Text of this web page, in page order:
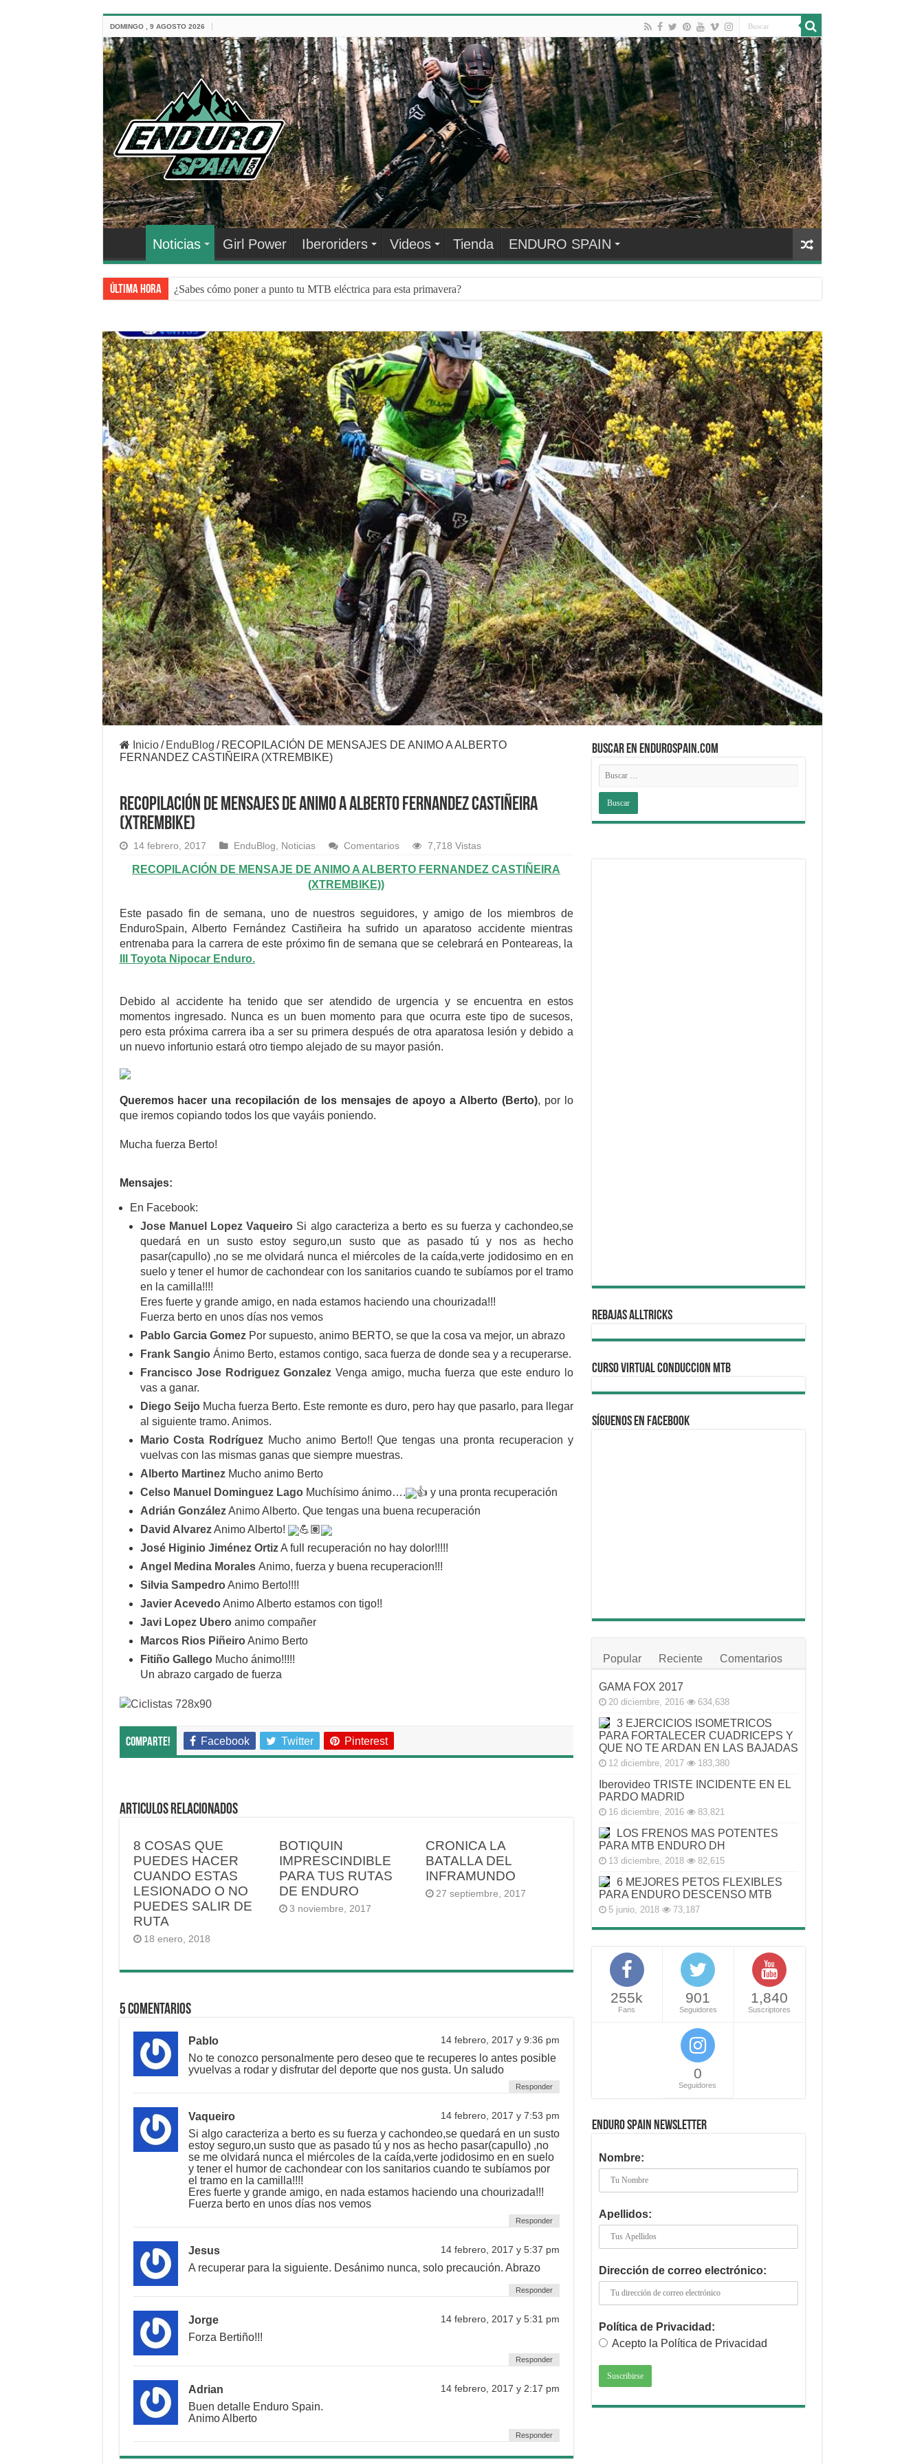
DOMINGO , 9 AGOSTO 2026
Noticias Girl Power Iberoriders Videos Tienda ENDURO SPAIN
Última hora NEUMÁTICOS DE BICI: ¿QUÉ HACER CUANDO LLEGA EL INVIERNO?
Inicio / EnduBlog / RECOPILACIÓN DE MENSAJES DE ANIMO A ALBERTO
FERNANDEZ CASTIÑEIRA (XTREMBIKE)
RECOPILACIÓN DE MENSAJES DE ANIMO A ALBERTO FERNANDEZ CASTIÑEIRA
(XTREMBIKE)
14 febrero, 2017 EnduBlog, Noticias Comentarios 7,718 Vistas
RECOPILACIÓN DE MENSAJE DE ANIMO A ALBERTO FERNANDEZ CASTIÑEIRA
(XTREMBIKE))
Este pasado fin de semana, uno de nuestros seguidores, y amigo de los miembros de
EnduroSpain, Alberto Fernández Castiñeira ha sufrido un aparatoso accidente mientras
entrenaba para la carrera de este próximo fin de semana que se celebrará en Ponteareas, la
III Toyota Nipocar Enduro.
Debido al accidente ha tenido que ser atendido de urgencia y se encuentra en estos
momentos ingresado. Nunca es un buen momento para que ocurra este tipo de sucesos,
pero esta próxima carrera iba a ser su primera después de otra aparatosa lesión y debido a
un nuevo infortunio estará otro tiempo alejado de su mayor pasión.
Queremos hacer una recopilación de los mensajes de apoyo a Alberto (Berto), por lo
que iremos copiando todos los que vayáis poniendo.
Mucha fuerza Berto!
Mensajes:
En Facebook:
Jose Manuel Lopez Vaqueiro Si algo caracteriza a berto es su fuerza y cachondeo,se
quedará en un susto estoy seguro,un susto que as pasado tú y nos as hecho
pasar(capullo) ,no se me olvidará nunca el miércoles de la caída,verte jodidosimo en en
suelo y tener el humor de cachondear con los sanitarios cuando te subíamos por el tramo
en la camilla!!!!
Eres fuerte y grande amigo, en nada estamos haciendo una chourizada!!!
Fuerza berto en unos días nos vemos
Pablo Garcia Gomez Por supuesto, animo BERTO, se que la cosa va mejor, un abrazo
Frank Sangio Ánimo Berto, estamos contigo, saca fuerza de donde sea y a recuperarse.
Francisco Jose Rodriguez Gonzalez Venga amigo, mucha fuerza que este enduro lo
vas a ganar.
Diego Seijo Mucha fuerza Berto. Este remonte es duro, pero hay que pasarlo, para llegar
al siguiente tramo. Animos.
Mario Costa Rodríguez Mucho animo Berto!! Que tengas una pronta recuperacion y
vuelvas con las mismas ganas que siempre muestras.
Alberto Martinez Mucho animo Berto
Celso Manuel Dominguez Lago Muchísimo ánimo…. 👍 y una pronta recuperación
Adrián González Animo Alberto. Que tengas una buena recuperación
David Alvarez Animo Alberto!
💪🏽
José Higinio Jiménez Ortiz A full recuperación no hay dolor!!!!!
Angel Medina Morales Animo, fuerza y buena recuperacion!!!
Silvia Sampedro Animo Berto!!!!
Javier Acevedo Animo Alberto estamos con tigo!!
Javi Lopez Ubero animo compañer
Marcos Rios Piñeiro Animo Berto
Fitiño Gallego Mucho ánimo!!!!!
Un abrazo cargado de fuerza
Comparte! Facebook Twitter Pinterest
Articulos relacionados
8 COSAS QUE
PUEDES HACER
CUANDO ESTAS
LESIONADO O NO
PUEDES SALIR DE
RUTA
18 enero, 2018
BOTIQUIN
IMPRESCINDIBLE
PARA TUS RUTAS
DE ENDURO
3 noviembre, 2017
CRONICA LA
BATALLA DEL
INFRAMUNDO
27 septiembre, 2017
5 Comentarios
Pablo 14 febrero, 2017 y 9:36 pm
No te conozco personalmente pero deseo que te recuperes lo antes posible
yvuelvas a rodar y disfrutar del deporte que nos gusta. Un saludo
Responder
Vaqueiro 14 febrero, 2017 y 7:53 pm
Si algo caracteriza a berto es su fuerza y cachondeo,se quedará en un susto
estoy seguro,un susto que as pasado tú y nos as hecho pasar(capullo) ,no
se me olvidará nunca el miércoles de la caída,verte jodidosimo en en suelo
y tener el humor de cachondear con los sanitarios cuando te subíamos por
el tramo en la camilla!!!!
Eres fuerte y grande amigo, en nada estamos haciendo una chourizada!!!
Fuerza berto en unos días nos vemos
Responder
Jesus 14 febrero, 2017 y 5:37 pm
A recuperar para la siguiente. Desánimo nunca, solo precaución. Abrazo
Responder
Jorge 14 febrero, 2017 y 5:31 pm
Forza Bertiño!!!
Responder
Adrian 14 febrero, 2017 y 2:17 pm
Buen detalle Enduro Spain.
Animo Alberto
Responder
BUSCAR EN ENDUROSPAIN.COM
REBAJAS ALLTRICKS
CURSO VIRTUAL CONDUCCION MTB
Síguenos en Facebook
Popular Reciente Comentarios
GAMA FOX 2017
20 diciembre, 2016 634,638
3 EJERCICIOS ISOMETRICOS
PARA FORTALECER CUADRICEPS Y
QUE NO TE ARDAN EN LAS BAJADAS
12 diciembre, 2017 183,380
Iberovideo TRISTE INCIDENTE EN EL
PARDO MADRID
16 diciembre, 2016 83,821
LOS FRENOS MAS POTENTES
PARA MTB ENDURO DH
13 diciembre, 2018 82,615
6 MEJORES PETOS FLEXIBLES
PARA ENDURO DESCENSO MTB
5 junio, 2018 73,187
255k
Fans
901
Seguidores
1,840
Suscriptores
0
Seguidores
ENDURO SPAIN NEWSLETTER
Nombre:
Apellidos:
Dirección de correo electrónico:
Política de Privacidad:
Acepto la Política de Privacidad